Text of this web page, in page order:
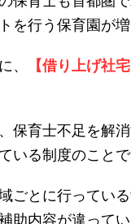
を行う保育園が増
、 【借り上げ社宅
保育士不足を解
いる制度のことで
ごとに行ってい
助内容が違って